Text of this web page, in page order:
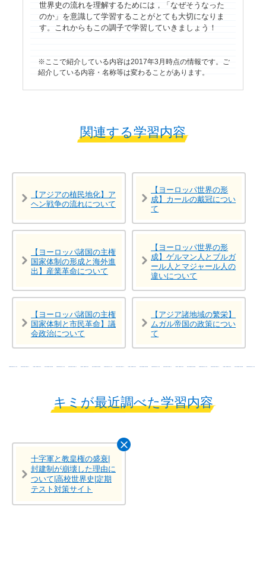
世界史の流れを理解するためには，「なぜそうなった
のか」を意識して学習することがとても大切になりま
す。これからもこの調子で学習していきましょう！
ここで紹介している内容は2017年3月時点の情報です。ご
紹介している内容・名称等は変わることがあります。
関連する学習内容
【アジアの植民地化】ア
ヘン戦争の流れについて
【ヨーロッパ世界の形
成】カールの戴冠につい
て
【ヨーロッパ諸国の主権
国家体制の形成と海外進
出】産業革命について
【ヨーロッパ世界の形
成】ゲルマン人とブルガ
ール人とマジャール人の
違いについて
【ヨーロッパ諸国の主権
国家体制と市民革命】議
会政治について
【アジア諸地域の繁栄】
ムガル帝国の政策につい
て
キミが最近調べた学習内容
十字軍と教皇権の盛衰|
封建制が崩壊した理由に
ついて|高校世界史|定期
テスト対策サイト